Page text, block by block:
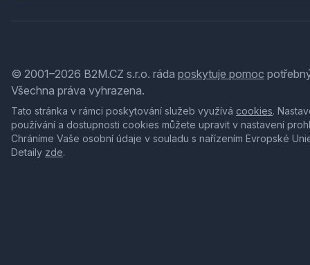
© 2001–2026 B2M.CZ s.r.o. ráda poskytuje pomoc
Všechna práva vyhrazena.
Tato stránka v rámci poskytování služeb využívá cookies.
používání a dostupnosti cookies můžete upravit v nastavení
Chráníme Vaše osobní údaje v souladu s nařízením Evropské
Detaily zde.